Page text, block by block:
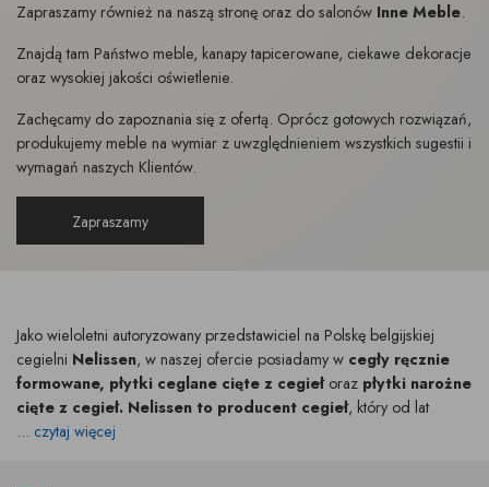
Zapraszamy również na naszą stronę oraz do salonów Inne Meble.
Znajdą tam Państwo meble, kanapy tapicerowane, ciekawe dekoracje
oraz wysokiej jakości oświetlenie.
Zachęcamy do zapoznania się z ofertą. Oprócz gotowych rozwiązań,
produkujemy meble na wymiar z uwzględnieniem wszystkich sugestii i
wymagań naszych Klientów.
Zapraszamy
Jako wieloletni autoryzowany przedstawiciel na Polskę belgijskiej
cegielni Nelissen, w naszej ofercie posiadamy w cegły ręcznie
formowane, płytki ceglane cięte z cegieł oraz płytki narożne
cięte z cegieł. Nelissen to producent cegieł, który od lat
... czytaj więcej